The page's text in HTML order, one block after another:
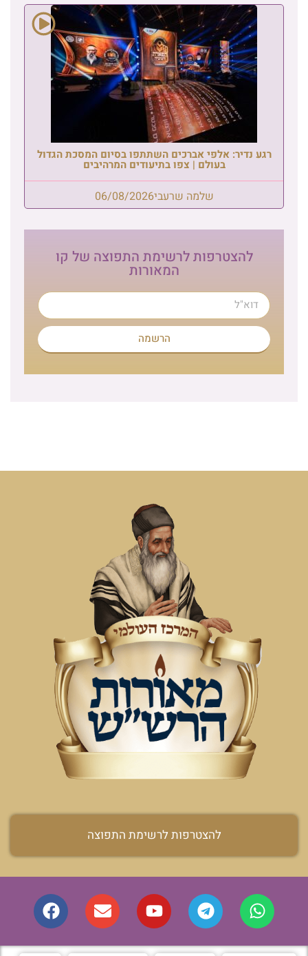
רגע נדיר: אלפי אברכים השתתפו בסיום המסכת הגדול
בעולם | צפו בתיעודים המרהיבים
שלמה שרעבי06/08/2026
להצטרפות לרשימת התפוצה של קו
המאורות
הרשמה
להצטרפות לרשימת התפוצה